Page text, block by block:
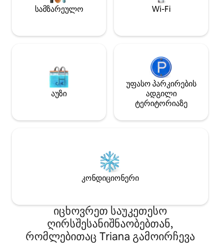
ოთახითა და სრულად აღჭურვილი
სტუმრობით და თავს ისე იგრძნობთ,
რადგან არ არის არც ბარები და არც
მანქანების ხმაური, ვინაიდან ის
მდებარეობს მშვიდ, საფეხმავლო
ქუჩაზე ძველ ქალაქში. ეს ბინა
იდეალურია ოთხი ადამიანისთვის. Მას
აქვს: - ყავის აპარატი კაფსულებით, -
წყლის გამაცხელებელი, -
საპონი, - კონდიციონერი, - გათბობა, -
უფასო მაღალსიჩქარიანი Wi‑Fi და -
საწოლით და
სივრცე. ცხელი
კონდიციონერი,
ექსკლუზიური,
სოლარიუმით,
სასადილო და
სივრცით,
ხირალდაზე,
ინდოეთის არქივზე.
მოითხოვონ
სამზარეულო Wi-Fi
აუზი
უფასო პარკირების
ადგილი
ტერიტორიაზე
კონდიციონერი
იცხოვრეთ საუკეთესო
ღირსშესანიშნაობებთან,
რომლებითაც Triana გამოირჩევა